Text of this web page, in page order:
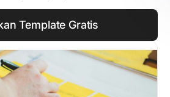
Template Gratis